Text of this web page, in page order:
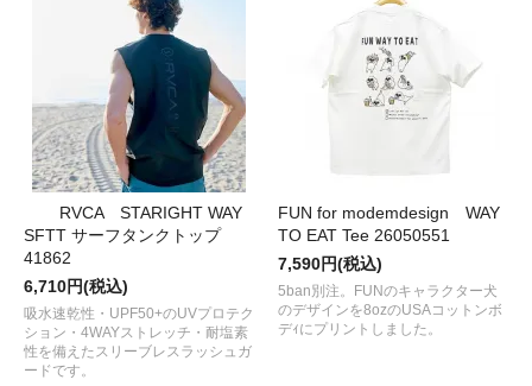
RVCA STARIGHT WAY
SFTT サーフタンクトップ
41862
6,710円(税込)
吸水速乾性・UPF50+のUVプロテク
ション・4WAYストレッチ・耐塩素
性を備えたスリーブレスラッシュガ
ードです。
FUN for modemdesign WAY
TO EAT Tee 26050551
7,590円(税込)
5ban別注。FUNのキャラクター犬
のデザインを8ozのUSAコットンボ
デｨにプリントしました。